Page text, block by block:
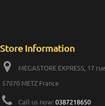
Store Information
MEGASTORE EXPRESS, 17
57070 METZ France
Call us now:0387218650